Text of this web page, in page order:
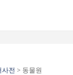
전 > 동물원